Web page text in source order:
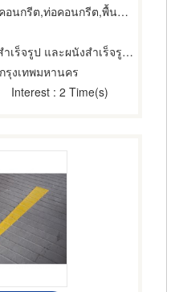
รีต,พื้นสำเร็จรูป (คอนกรีตเสริมเหล็กและอัดแรง)
ละผนังสำเร็จรูปอัดแรงชนิดกลวง
กรุงเทพมหานคร
Interest : 2 Time(s)